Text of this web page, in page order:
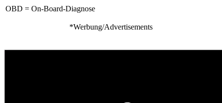
OBD = On-Board-Diagnose
*Werbung/Advertisements